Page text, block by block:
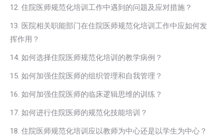
12. 住院医师规范化培训工作中遇到的问题及应对措施？
13. 医院相关职能部门在住院医师规范化培训工作中应如何发
挥作用？
14. 如何选择住院医师规范化培训的教学病例？
15. 如何加强住院医师的组织管理和自我管理？
16. 如何加强住院医师的临床逻辑思维的训练？
17. 如何进行住院医师的规范化技能培训？
18. 住院医师规范化培训应以教师为中心还是以学生为中心？